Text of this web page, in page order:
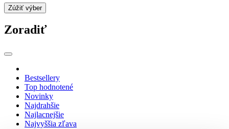
Zúžiť výber
Zoradiť
Bestsellery
Top hodnotené
Novinky
Najdrahšie
Najlacnejšie
Najvyššia zľava